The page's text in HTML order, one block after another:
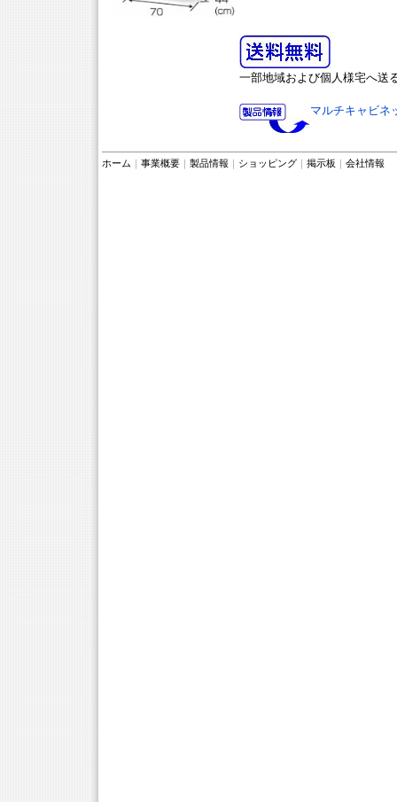
一部地域および個人様宅へ送
マルチキャビネ
ホーム 事業概要 製品情報 ショッピング 掲示板 会社情報